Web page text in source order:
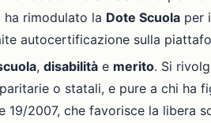
ha rimodulato la Dote Scuola per
autocertificazione sulla
, disabilità e merito. Si
o statali, e pure a chi ha
2007, che favorisce la libera